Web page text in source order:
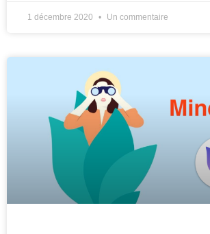
1 décembre 2020 Un commentaire